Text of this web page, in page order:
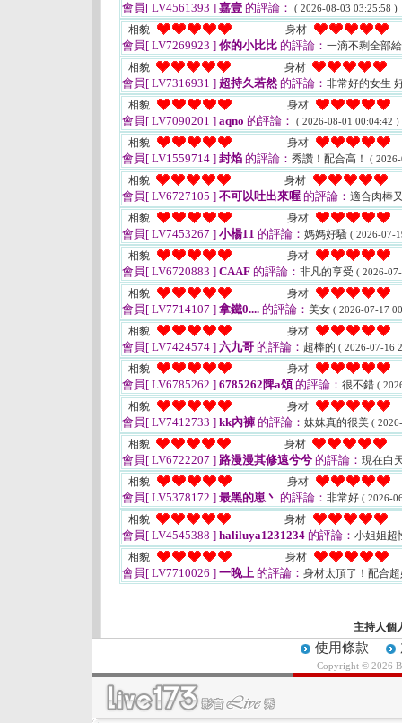
會員[ LV4561393 ] 嘉壹 的評論： ( 2026-08-03 03:25:58 )
相貌 身材
會員[ LV7269923 ] 你的小比比 的評論： 一滴不剩全部
相貌
身材
會員[ LV7316931 ] 超持久若然 的評論： 非常好的女生
相貌
身材
會員[ LV7090201 ] aqno 的評論： ( 2026-08-01 00:04:42 )
相貌 身材
會員[ LV1559714 ] 封焰 的評論： 秀讚！配合高！ (
相貌 身材
會員[ LV6727105 ] 不可以吐出來喔 的評論： 適合肉棒
相貌
身材
會員[ LV7453267 ] 小楊11 的評論： 媽媽好騷 ( 2026-07-
相貌 身材
會員[ LV6720883 ] CAAF 的評論： 非凡的享受 ( 2026-
相貌 身材
會員[ LV7714107 ] 拿鐵0.... 的評論： 美女 ( 2026-07-17
相貌 身材
會員[ LV7424574 ] 六九哥 的評論： 超棒的 ( 2026-07-16
相貌 身材
會員[ LV6785262 ] 6785262陴a頌 的評論： 很不錯 (
相貌 身材
會員[ LV7412733 ] kk內褲 的評論： 妹妹真的很美 (
相貌 身材
會員[ LV6722207 ] 路漫漫其修遠兮兮 的評論： 現在白
相貌
身材
會員[ LV5378172 ] 最黑的崽丶 的評論： 非常好 ( 2026-
相貌 身材
會員[ LV4545388 ] haliluya1231234 的評論： 小姐姐超
相貌
身材
會員[ LV7710026 ] 一晚上 的評論： 身材太頂了！配合
主持人個
使用條款
Copyright © 2026